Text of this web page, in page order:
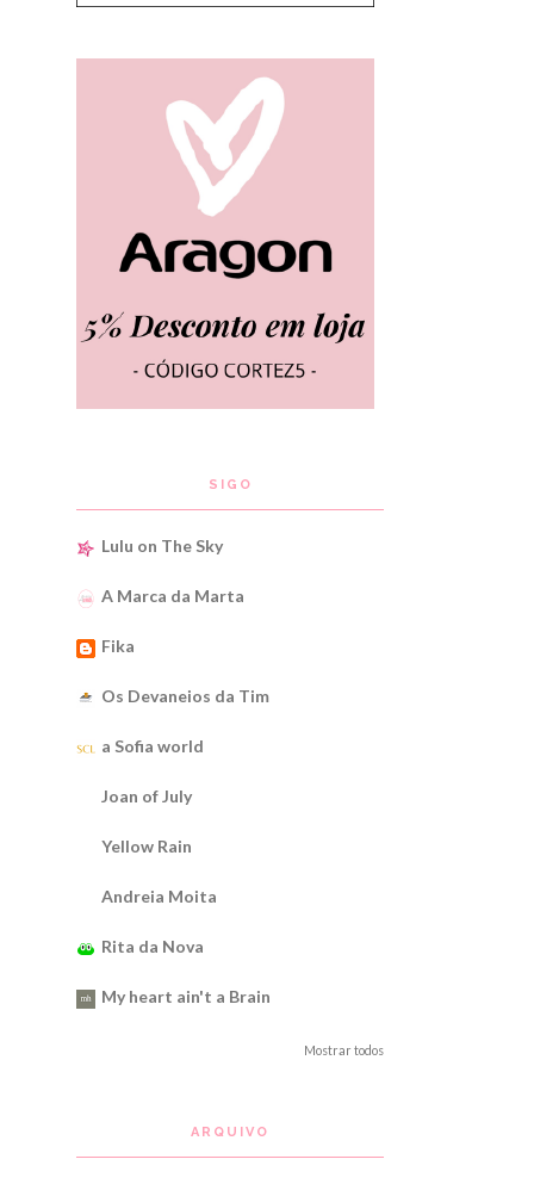
SIGO
Lulu on The Sky
A Marca da Marta
Fika
Os Devaneios da Tim
a Sofia world
Joan of July
Yellow Rain
Andreia Moita
Rita da Nova
My heart ain't a Brain
Mostrar todos
ARQUIVO